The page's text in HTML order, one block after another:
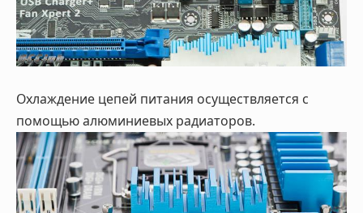
Охлаждение цепей питания осуществляется с
помощью алюминиевых радиаторов.